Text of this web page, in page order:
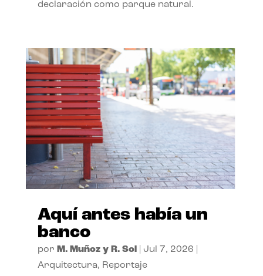
declaración como parque natural.
Aquí antes había un
banco
por M. Muñoz y R. Sol Jul 7, 2026
Arquitectura, Reportaje